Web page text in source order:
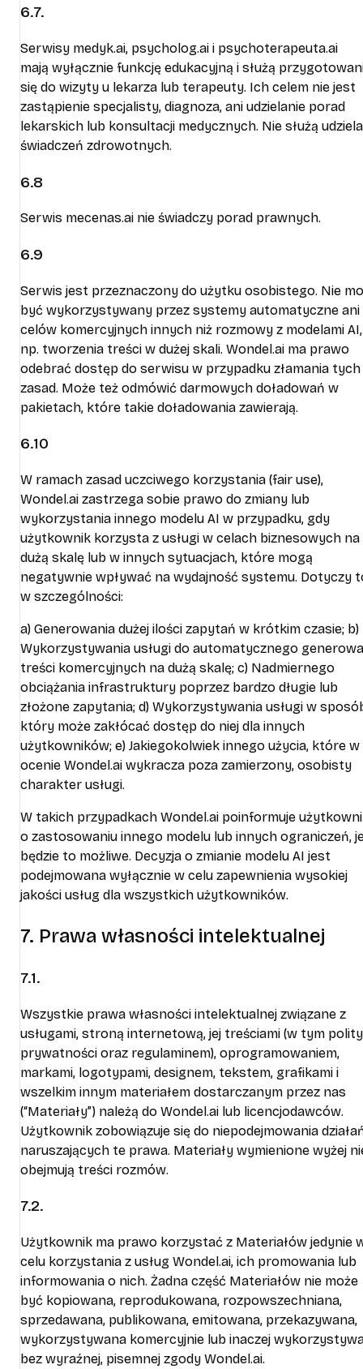
6.7.
Serwisy medyk.ai, psycholog.ai i psychoterapeuta.ai
mają wyłącznie funkcję edukacyjną i służą
się do wizyty u lekarza lub terapeuty. Ich celem nie jest
zastąpienie specjalisty, diagnoza, ani udzielanie porad
lekarskich lub konsultacji medycznych. Nie służą
świadczeń zdrowotnych.
6.8
Serwis mecenas.ai nie świadczy porad prawnych.
6.9
Serwis jest przeznaczony do użytku osobistego. Nie
być wykorzystywany przez systemy automatyczne ani
celów komercyjnych innych niż rozmowy z modelami AI,
np. tworzenia treści w dużej skali. Wondel.ai ma prawo
odebrać dostęp do serwisu w przypadku złamania tych
zasad. Może też odmówić darmowych doładowań w
pakietach, które takie doładowania zawierają.
6.10
W ramach zasad uczciwego korzystania (fair use),
Wondel.ai zastrzega sobie prawo do zmiany lub
wykorzystania innego modelu AI w przypadku, gdy
użytkownik korzysta z usługi w celach biznesowych na
dużą skalę lub w innych sytuacjach, które mogą
negatywnie wpływać na wydajność systemu. Dotyczy
w szczególności:
a) Generowania dużej ilości zapytań w krótkim czasie; b)
Wykorzystywania usługi do automatycznego
treści komercyjnych na dużą skalę; c) Nadmiernego
obciążania infrastruktury poprzez bardzo długie lub
złożone zapytania; d) Wykorzystywania usługi w
który może zakłócać dostęp do niej dla innych
użytkowników; e) Jakiegokolwiek innego użycia, które w
ocenie Wondel.ai wykracza poza zamierzony, osobisty
charakter usługi.
W takich przypadkach Wondel.ai poinformuje
o zastosowaniu innego modelu lub innych ograniczeń,
będzie to możliwe. Decyzja o zmianie modelu AI jest
podejmowana wyłącznie w celu zapewnienia wysokiej
jakości usług dla wszystkich użytkowników.
7. Prawa własności intelektualnej
7.1.
Wszystkie prawa własności intelektualnej związane z
usługami, stroną internetową, jej treściami (w tym
prywatności oraz regulaminem), oprogramowaniem,
markami, logotypami, designem, tekstem, grafikami i
wszelkim innym materiałem dostarczanym przez nas
(“Materiały”) należą do Wondel.ai lub licencjodawców.
Użytkownik zobowiązuje się do niepodejmowania
naruszających te prawa. Materiały wymienione wyżej
obejmują treści rozmów.
7.2.
Użytkownik ma prawo korzystać z Materiałów jedynie
celu korzystania z usług Wondel.ai, ich promowania lub
informowania o nich. Żadna część Materiałów nie może
być kopiowana, reprodukowana, rozpowszechniana,
sprzedawana, publikowana, emitowana, przekazywana,
wykorzystywana komercyjnie lub inaczej
bez wyraźnej, pisemnej zgody Wondel.ai.